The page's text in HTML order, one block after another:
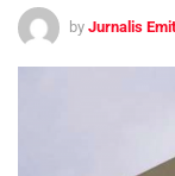
by Jurnalis